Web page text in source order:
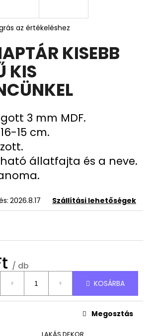
az értékeléshez
KISEBB
KIS
3 mm MDF.
15 cm.
állatfajta és a neve.
2026.8.17 Szállítási lehetőségek
/ db
KOSÁRBA
Megosztás